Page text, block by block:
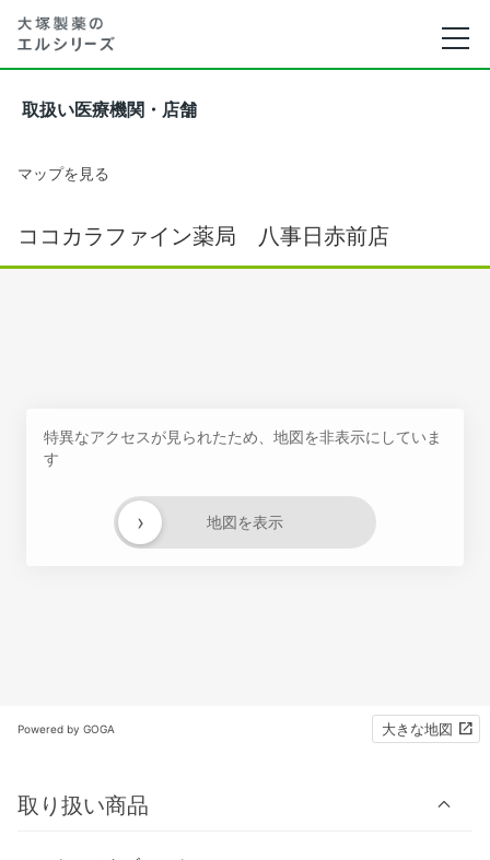
取扱い医療機関・店舗
マップを見る
ココカラファイン薬局 八事日赤前店
特異なアクセスが見られたため、地図を非表示にしていま
す
地図を表示
›
Powered by GOGA 大きな地図
取り扱い商品